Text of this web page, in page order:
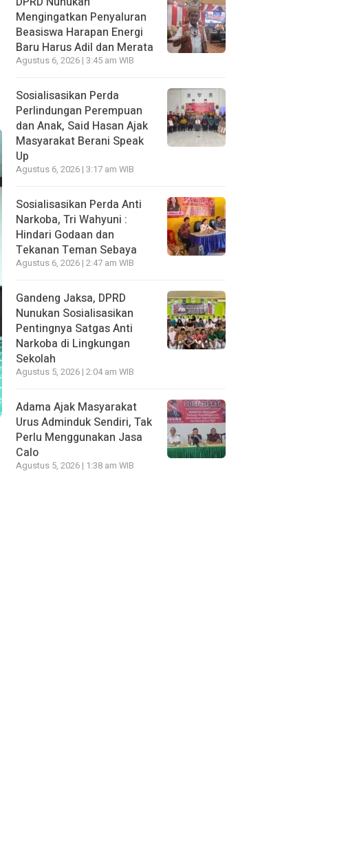
Mengingatkan Penyaluran
Beasiswa Harapan Energi
Baru Harus Adil dan Merata
Agustus 6, 2026 | 3:45 am WIB
Sosialisasikan Perda
Perlindungan Perempuan
dan Anak, Said Hasan Ajak
Masyarakat Berani Speak
Up
Agustus 6, 2026 | 3:17 am WIB
Sosialisasikan Perda Anti
Narkoba, Tri Wahyuni :
Hindari Godaan dan
Tekanan Teman Sebaya
Agustus 6, 2026 | 2:47 am WIB
Gandeng Jaksa, DPRD
Nunukan Sosialisasikan
Pentingnya Satgas Anti
Narkoba di Lingkungan
Sekolah
Agustus 5, 2026 | 2:04 am WIB
Adama Ajak Masyarakat
Urus Adminduk Sendiri, Tak
Perlu Menggunakan Jasa
Calo
Agustus 5, 2026 | 1:38 am WIB